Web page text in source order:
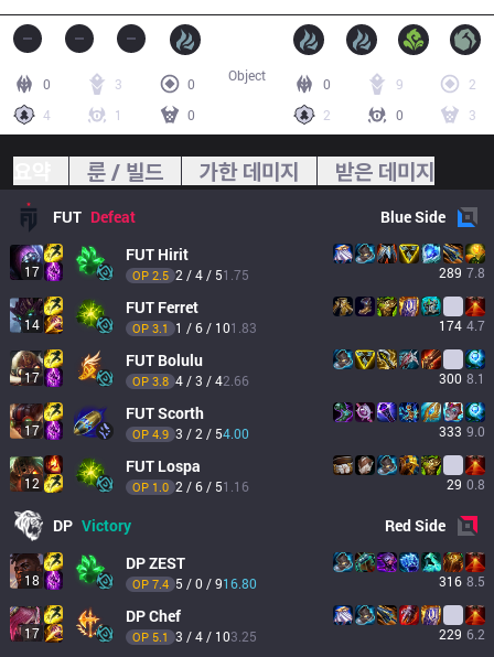
0 3
0
4
1 0
0 9
2
2
0 3
Object
룬 / 빌드 가한 데미지 받은 데미지
FUT Defeat BlueSide
17
FUT Hirit
OP 2.5 2 / 4 / 51.75 289 7.8
14
FUT Ferret
OP 3.1 1 / 6 / 101.83 174 4.7
17
FUT Bolulu
OP 3.8 4 / 3 / 42.66 300 8.1
17
FUTScorth
OP 4.9 3 / 2 / 54.00 333 9.0
12
FUT Lospa
OP 1.0 2 / 6 / 51.16 29 0.8
DP Victory RedSide
18
DPZEST
OP 7.4 5 / 0 / 916.80 316 8.5
17
DPChef
OP 5.1 3 / 4 / 103.25 229 6.2